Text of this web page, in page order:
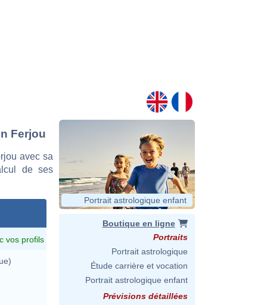
Ferjou
avec sa
de ses
vos profils
Portrait astrologique enfant
Boutique en ligne
Portraits
Portrait astrologique
Étude carrière et vocation
Portrait astrologique enfant
Prévisions détaillées